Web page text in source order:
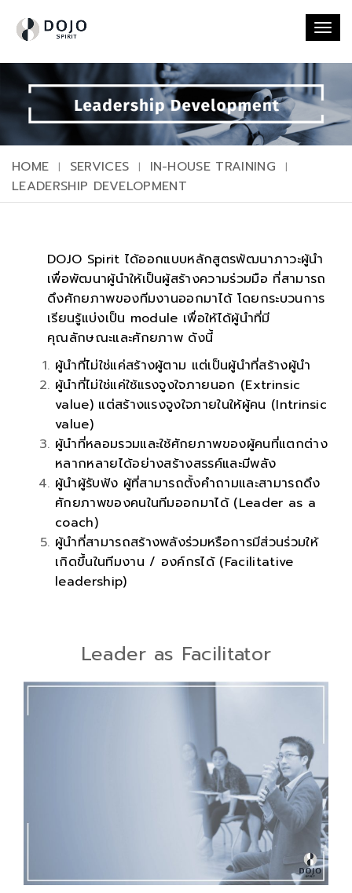
HOME SERVICES
IN-HOUSE TRAINING
LEADERSHIP DEVELOPMENT
DOJO Spirit ได้ออกแบบหลักสูตรพัฒนาภาวะผู้นำ
เพื่อพัฒนาผู้นำให้เป็นผู้สร้างความร่วมมือ ที่สามารถ
ดึงศักยภาพของทีมงานออกมาได้ โดยกระบวนการ
เรียนรู้แบ่งเป็น module เพื่อให้ได้ผู้นำที่มี
คุณลักษณะและศักยภาพ ดังนี้
ผู้นำที่ไม่ใช่แค่สร้างผู้ตาม แต่เป็นผู้นำที่สร้างผู้นำ
ผู้นำที่ไม่ใช่แค่ใช้แรงจูงใจภายนอก (Extrinsic
value) แต่สร้างแรงจูงใจภายในให้ผู้คน (Intrinsic
value)
ผู้นำที่หลอมรวมและใช้ศักยภาพของผู้คนที่แตกต่าง
หลากหลายได้อย่างสร้างสรรค์และมีพลัง
ผู้นำผู้รับฟัง ผู้ที่สามารถตั้งคำถามและสามารถดึง
ศักยภาพของคนในทีมออกมาได้ (Leader as a
coach)
ผู้นำที่สามารถสร้างพลังร่วมหรือการมีส่วนร่วมให้
เกิดขึ้นในทีมงาน / องค์กรได้ (Facilitative
leadership)
Leader as Facilitator